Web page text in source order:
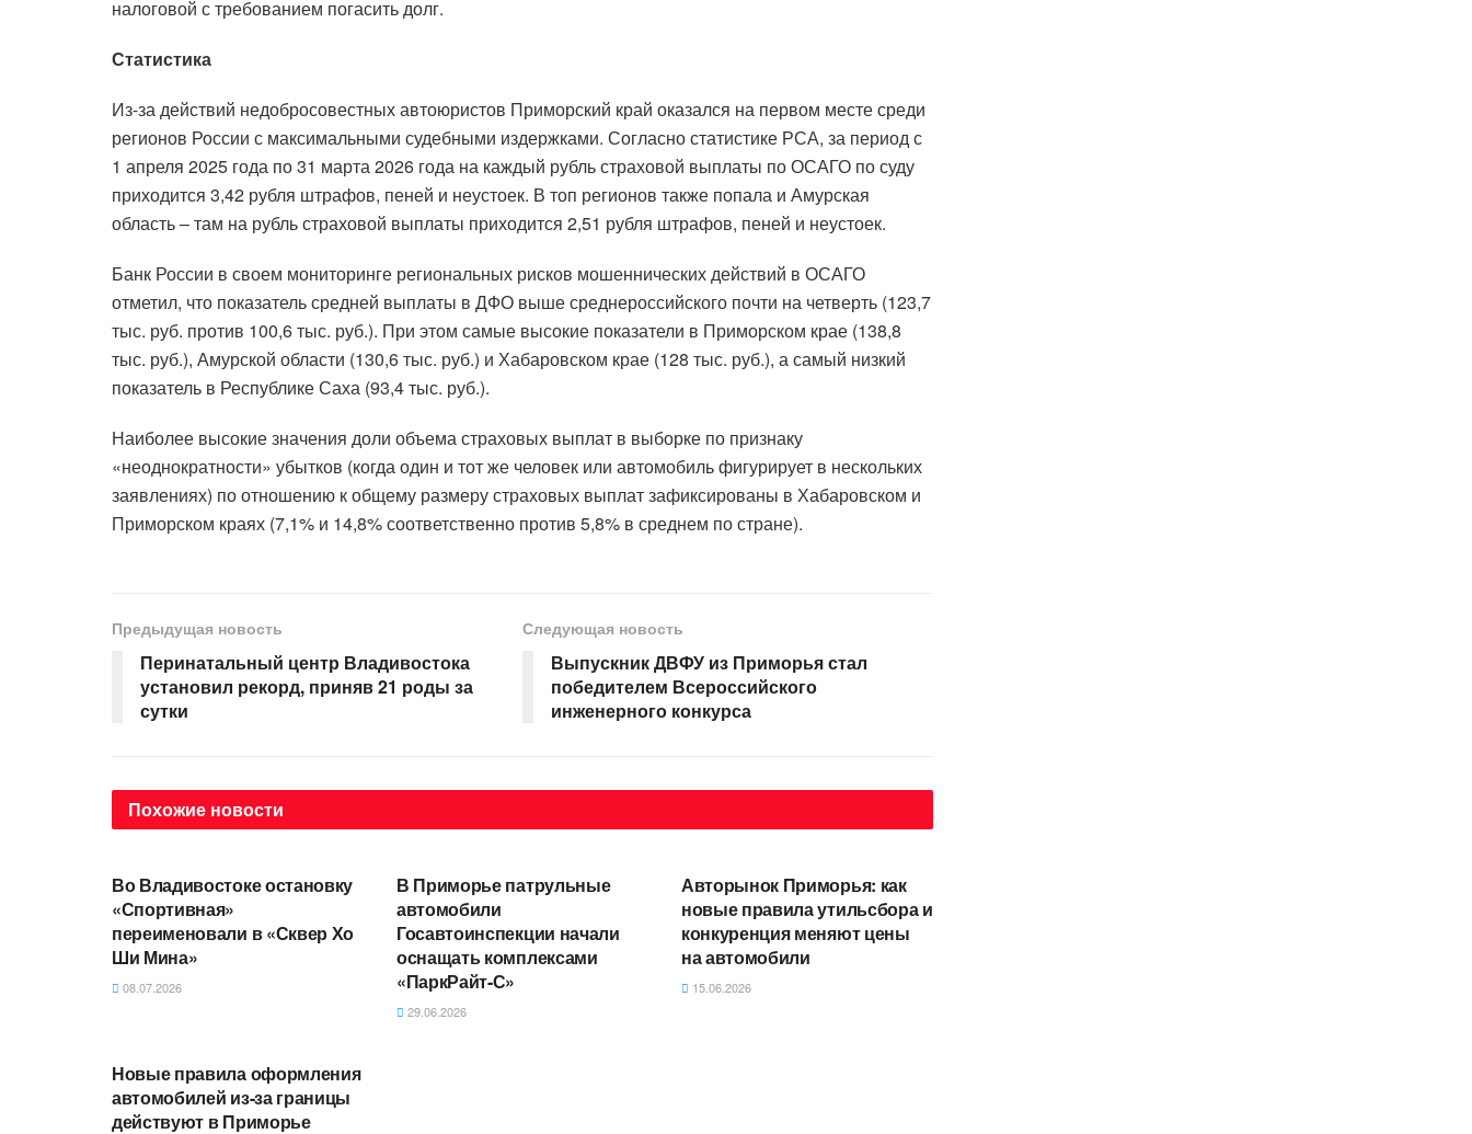
налоговой с требованием погасить долг.
Статистика
Из-за действий недобросовестных автоюристов Приморский край оказался на первом месте среди
регионов России с максимальными судебными издержками. Согласно статистике РСА, за период с
1 апреля 2025 года по 31 марта 2026 года на каждый рубль страховой выплаты по ОСАГО по суду
приходится 3,42 рубля штрафов, пеней и неустоек. В топ регионов также попала и Амурская
область – там на рубль страховой выплаты приходится 2,51 рубля штрафов, пеней и неустоек.
Банк России в своем мониторинге региональных рисков мошеннических действий в ОСАГО
отметил, что показатель средней выплаты в ДФО выше среднероссийского почти на четверть (123,7
тыс. руб. против 100,6 тыс. руб.). При этом самые высокие показатели в Приморском крае (138,8
тыс. руб.), Амурской области (130,6 тыс. руб.) и Хабаровском крае (128 тыс. руб.), а самый низкий
показатель в Республике Саха (93,4 тыс. руб.).
Наиболее высокие значения доли объема страховых выплат в выборке по признаку
«неоднократности» убытков (когда один и тот же человек или автомобиль фигурирует в нескольких
заявлениях) по отношению к общему размеру страховых выплат зафиксированы в Хабаровском и
Приморском краях (7,1% и 14,8% соответственно против 5,8% в среднем по стране).
Предыдущая новость
Перинатальный центр Владивостока
установил рекорд, приняв 21 роды за
сутки
Следующая новость
Выпускник ДВФУ из Приморья стал
победителем Всероссийского
инженерного конкурса
Похожие новости
Во Владивостоке остановку
«Спортивная»
переименовали в «Сквер Хо
Ши Мина»
08.07.2026
В Приморье патрульные
автомобили
Госавтоинспекции начали
оснащать комплексами
«ПаркРайт-С»
29.06.2026
Авторынок Приморья: как
новые правила утильсбора и
конкуренция меняют цены
на автомобили
15.06.2026
Новые правила оформления
автомобилей из-за границы
действуют в Приморье